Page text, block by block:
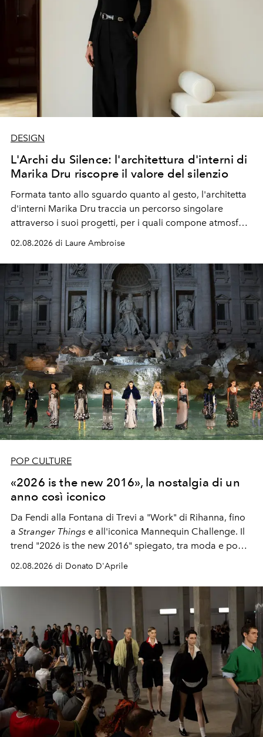
DESIGN
L'Archi du Silence: l'architettura d'interni di
Marika Dru riscopre il valore del silenzio
Formata tanto allo sguardo quanto al gesto, l'architetta
d'interni Marika Dru traccia un percorso singolare
attraverso i suoi progetti, per i quali compone atmosfere
silenziose, quasi sospese, dove l'emozione nasce meno
diventa una forma di evidenza.
02.08.2026 di Laure Ambroise
POP CULTURE
«2026 is the new 2016», la nostalgia di un
anno così iconico
Da Fendi alla Fontana di Trevi a "Work" di Rihanna, fino
a Stranger Things e all'iconica Mannequin Challenge. Il
trend "2026 is the new 2016" spiegato, tra moda e pop
02.08.2026 di Donato D'Aprile